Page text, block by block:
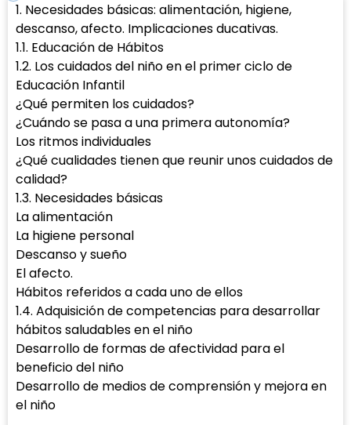
1. Necesidades básicas: alimentación, higiene,
descanso, afecto. Implicaciones ducativas.
1.1. Educación de Hábitos
1.2. Los cuidados del niño en el primer ciclo de
Educación Infantil
¿Qué permiten los cuidados?
¿Cuándo se pasa a una primera autonomía?
Los ritmos individuales
¿Qué cualidades tienen que reunir unos cuidados de
calidad?
1.3. Necesidades básicas
La alimentación
La higiene personal
Descanso y sueño
El afecto.
Hábitos referidos a cada uno de ellos
1.4. Adquisición de competencias para desarrollar
hábitos saludables en el niño
Desarrollo de formas de afectividad para el
beneficio del niño
Desarrollo de medios de comprensión y mejora en
el niño